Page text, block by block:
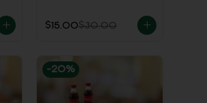
$15.00$30.00
-20%